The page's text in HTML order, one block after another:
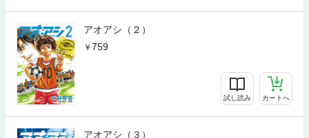
アオアシ（２）
759
試し読み カートへ
アオアシ（３）